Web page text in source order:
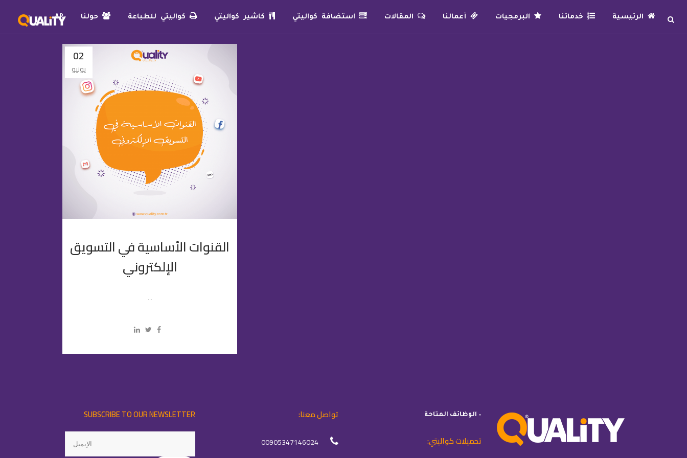
الرئيسية خدماتنا البرمجيات أعمالنا المقالات استضافة كواليتي كاشير كواليتي كواليتي للطباعة حولنا AR
02
يونيو
القنوات الأساسية في التسويق
الإلكتروني
...
– الوظائف المتاحة
تحميلات كواليتي:
تواصل معنا:
00905347146024
SUBSCRIBE TO OUR NEWSLETTER